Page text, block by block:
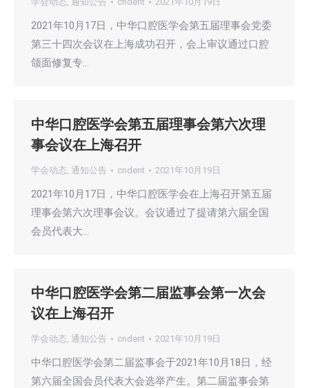
2021年10月17日，中华口腔医学会第五届理事会党委
第三十四次会议在上海成功召开，会上审议通过口腔
颌面修复专…
中华口腔医学会第五届理事会第六次理
事会议在上海召开
学会动态, 通知公告 cndent 2021年10月19日
2021年10月17日，中华口腔医学会在上海召开第五届
理事会第六次理事会议。会议通过了提请第六届全国
会员代表大…
中华口腔医学会第二届监事会第一次会
议在上海召开
学会动态, 通知公告 cndent 2021年10月19日
中华口腔医学会第二届监事会于2021年10月18日，经
第六届全国会员代表大会选举产生。第二届监事会第